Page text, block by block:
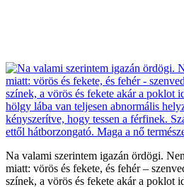
Na valami szerintem igazán ördögi.
miatt: vörös és fekete, és fehér –
színek, a vörös és fekete akár a poklot